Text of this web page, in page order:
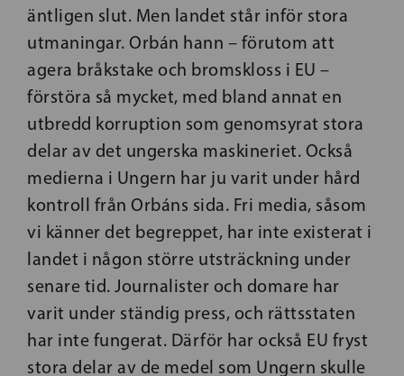
äntligen slut. Men landet står inför stora
utmaningar. Orbán hann – förutom att
agera bråkstake och bromskloss i EU –
förstöra så mycket, med bland annat en
utbredd korruption som genomsyrat stora
delar av det ungerska maskineriet. Också
medierna i Ungern har ju varit under hård
kontroll från Orbáns sida. Fri media, såsom
vi känner det begreppet, har inte existerat i
landet i någon större utsträckning under
senare tid. Journalister och domare har
varit under ständig press, och rättsstaten
har inte fungerat. Därför har också EU fryst
stora delar av de medel som Ungern skulle